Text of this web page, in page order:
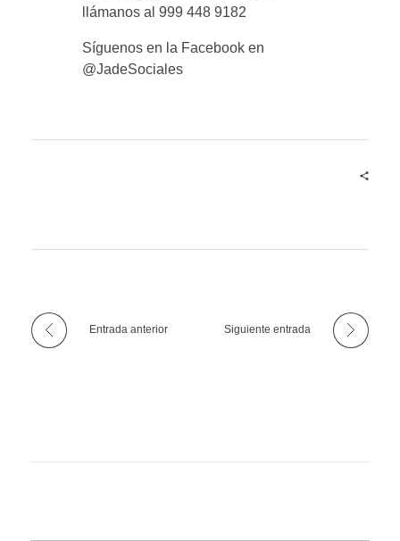
llámanos al 999 448 9182
Síguenos en la Facebook en
@JadeSociales
Entrada anterior Siguiente entrada